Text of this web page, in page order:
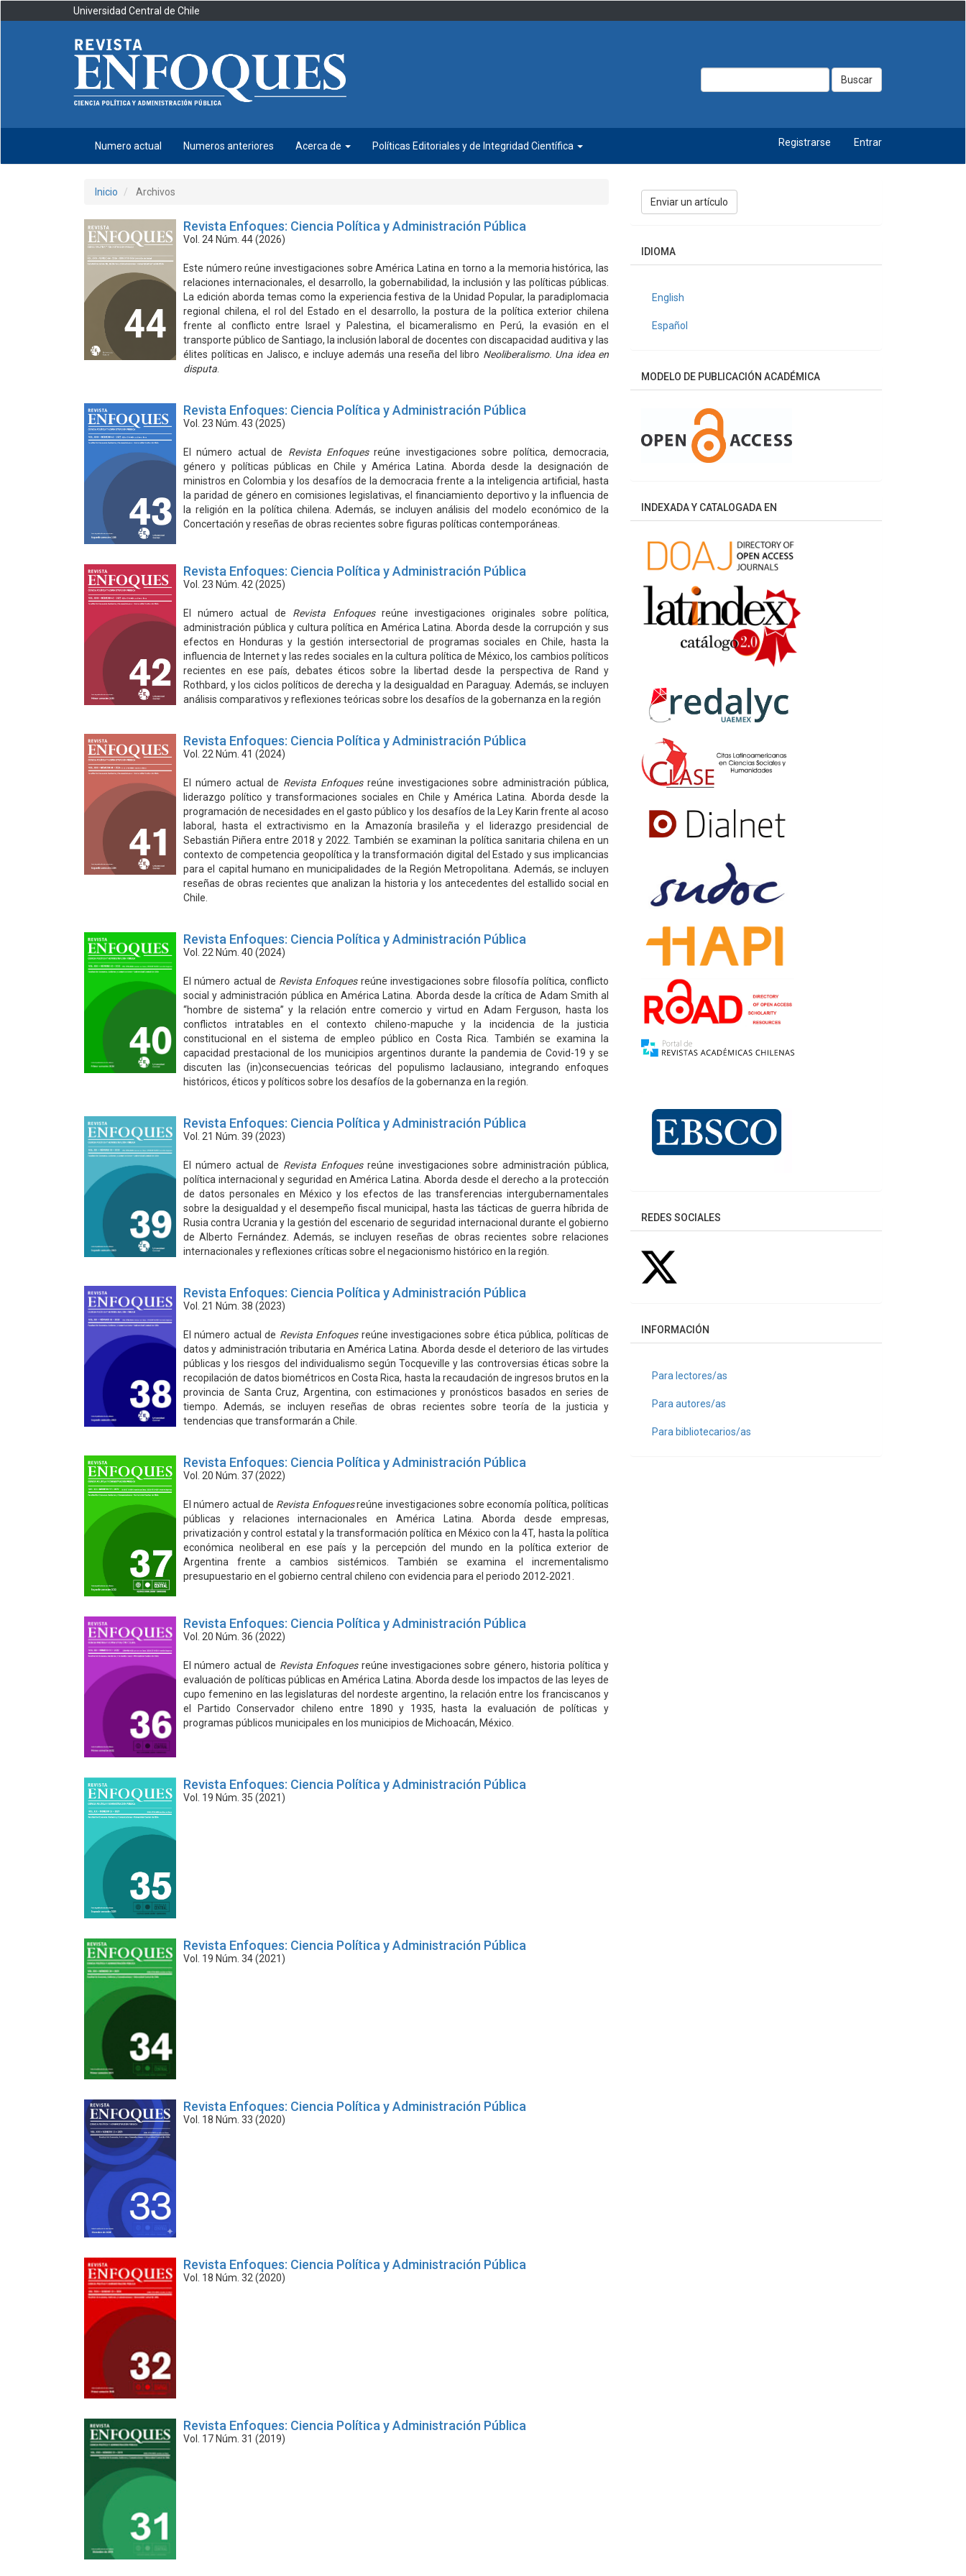
Navegación
principal
Universidad Central de Chile
Buscar
Numero actual Numeros anteriores Acerca de Políticas Editoriales y de Integridad Científica Registrarse Entrar
Inicio Archivos
Revista Enfoques: Ciencia Política y Administración Pública
Vol. 24 Núm. 44 (2026)
Este número reúne investigaciones sobre América Latina en torno a la memoria histórica, las
relaciones internacionales, el desarrollo, la gobernabilidad, la inclusión y las políticas públicas.
La edición aborda temas como la experiencia festiva de la Unidad Popular, la paradiplomacia
regional chilena, el rol del Estado en el desarrollo, la postura de la política exterior chilena
frente al conflicto entre Israel y Palestina, el bicameralismo en Perú, la evasión en el
transporte público de Santiago, la inclusión laboral de docentes con discapacidad auditiva y las
élites políticas en Jalisco, e incluye además una reseña del libro Neoliberalismo. Una idea en
disputa
Revista Enfoques: Ciencia Política y Administración Pública
Vol. 23 Núm. 43 (2025)
El número actual de Revista Enfoquesreúne investigaciones sobre política, democracia,
género y políticas públicas en Chile y América Latina. Aborda desde la designación de
ministros en Colombia y los desafíos de la democracia frente a la inteligencia artificial, hasta
la paridad de género en comisiones legislativas, el financiamiento deportivo y la influencia de
la religión en la política chilena. Además, se incluyen análisis del modelo económico de la
Concertación y reseñas de obras recientes sobre figuras políticas contemporáneas.
Revista Enfoques: Ciencia Política y Administración Pública
Vol. 23 Núm. 42 (2025)
El número actual de Revista Enfoquesreúne investigaciones originales sobre política,
administración pública y cultura política en América Latina. Aborda desde la corrupción y sus
efectos en Honduras y la gestión intersectorial de programas sociales en Chile, hasta la
influencia de Internet y las redes sociales en la cultura política de México, los cambios políticos
recientes en ese país, debates éticos sobre la libertad desde la perspectiva de Rand y
Rothbard, y los ciclos políticos de derecha y la desigualdad en Paraguay. Además, se incluyen
análisis comparativos y reflexiones teóricas sobre los desafíos de la gobernanza en la región
Revista Enfoques: Ciencia Política y Administración Pública
Vol. 22 Núm. 41 (2024)
El número actual de Revista Enfoquesreúne investigaciones sobre administración pública,
liderazgo político y transformaciones sociales en Chile y América Latina. Aborda desde la
programación de necesidades en el gasto público y los desafíos de la Ley Karin frente al acoso
laboral, hasta el extractivismo en la Amazonía brasileña y el liderazgo presidencial de
Sebastián Piñera entre 2018 y 2022. También se examinan la política sanitaria chilena en un
contexto de competencia geopolítica y la transformación digital del Estado y sus implicancias
para el capital humano en municipalidades de la Región Metropolitana. Además, se incluyen
reseñas de obras recientes que analizan la historia y los antecedentes del estallido social en
Chile.
Revista Enfoques: Ciencia Política y Administración Pública
Vol. 22 Núm. 40 (2024)
El número actual de Revista Enfoquesreúne investigaciones sobre filosofía política, conflicto
social y administración pública en América Latina. Aborda desde la crítica de Adam Smith al
“hombre de sistema” y la relación entre comercio y virtud en Adam Ferguson, hasta los
conflictos intratables en el contexto chileno-mapuche y la incidencia de la justicia
constitucional en el sistema de empleo público en Costa Rica. También se examina la
capacidad prestacional de los municipios argentinos durante la pandemia de Covid-19 y se
discuten las (in)consecuencias teóricas del populismo laclausiano, integrando enfoques
históricos, éticos y políticos sobre los desafíos de la gobernanza en la región.
Revista Enfoques: Ciencia Política y Administración Pública
Vol. 21 Núm. 39 (2023)
El número actual de Revista Enfoquesreúne investigaciones sobre administración pública,
política internacional y seguridad en América Latina. Aborda desde el derecho a la protección
de datos personales en México y los efectos de las transferencias intergubernamentales
sobre la desigualdad y el desempeño fiscal municipal, hasta las tácticas de guerra híbrida de
Rusia contra Ucrania y la gestión del escenario de seguridad internacional durante el gobierno
de Alberto Fernández. Además, se incluyen reseñas de obras recientes sobre relaciones
internacionales y reflexiones críticas sobre el negacionismo histórico en la región.
Revista Enfoques: Ciencia Política y Administración Pública
Vol. 21 Núm. 38 (2023)
El número actual de Revista Enfoquesreúne investigaciones sobre ética pública, políticas de
datos y administración tributaria en América Latina. Aborda desde el deterioro de las virtudes
públicas y los riesgos del individualismo según Tocqueville y las controversias éticas sobre la
recopilación de datos biométricos en Costa Rica, hasta la recaudación de ingresos brutos en la
provincia de Santa Cruz, Argentina, con estimaciones y pronósticos basados en series de
tiempo. Además, se incluyen reseñas de obras recientes sobre teoría de la justicia y
tendencias que transformarán a Chile.
Revista Enfoques: Ciencia Política y Administración Pública
Vol. 20 Núm. 37 (2022)
El número actual de Revista Enfoquesreúne investigaciones sobre economía política, políticas
públicas y relaciones internacionales en América Latina. Aborda desde empresas,
privatización y control estatal y la transformación política en México con la 4T, hasta la política
económica neoliberal en ese país y la percepción del mundo en la política exterior de
Argentina frente a cambios sistémicos. También se examina el incrementalismo
presupuestario en el gobierno central chileno con evidencia para el periodo 2012‑2021.
Revista Enfoques: Ciencia Política y Administración Pública
Vol. 20 Núm. 36 (2022)
El número actual de Revista Enfoquesreúne investigaciones sobre género, historia política y
evaluación de políticas públicas en América Latina. Aborda desde los impactos de las leyes de
cupo femenino en las legislaturas del nordeste argentino, la relación entre los franciscanos y
el Partido Conservador chileno entre 1890 y 1935, hasta la evaluación de políticas y
programas públicos municipales en los municipios de Michoacán, México.
Revista Enfoques: Ciencia Política y Administración Pública
Vol. 19 Núm. 35 (2021)
Revista Enfoques: Ciencia Política y Administración Pública
Vol. 19 Núm. 34 (2021)
Revista Enfoques: Ciencia Política y Administración Pública
Vol. 18 Núm. 33 (2020)
Revista Enfoques: Ciencia Política y Administración Pública
Vol. 18 Núm. 32 (2020)
Revista Enfoques: Ciencia Política y Administración Pública
Vol. 17 Núm. 31 (2019)
Enviar
unEnviar un artículo
IDIOMA
English
Español
MODELO DE PUBLICACIÓN ACADÉMICA
INDEXADA Y CATALOGADA EN
REDES SOCIALES
INFORMACIÓN
Para lectores/as
Para autores/as
Para bibliotecarios/as